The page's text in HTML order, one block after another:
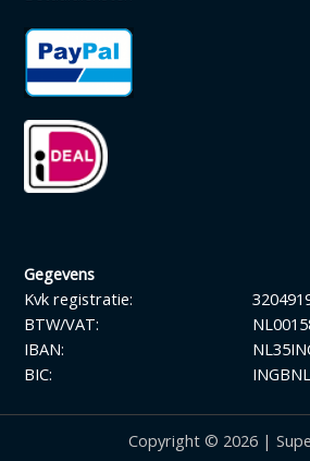
Gegevens
Kvk registratie:
BTW/VAT:
IBAN:
BIC:
Copyright © 2026 |